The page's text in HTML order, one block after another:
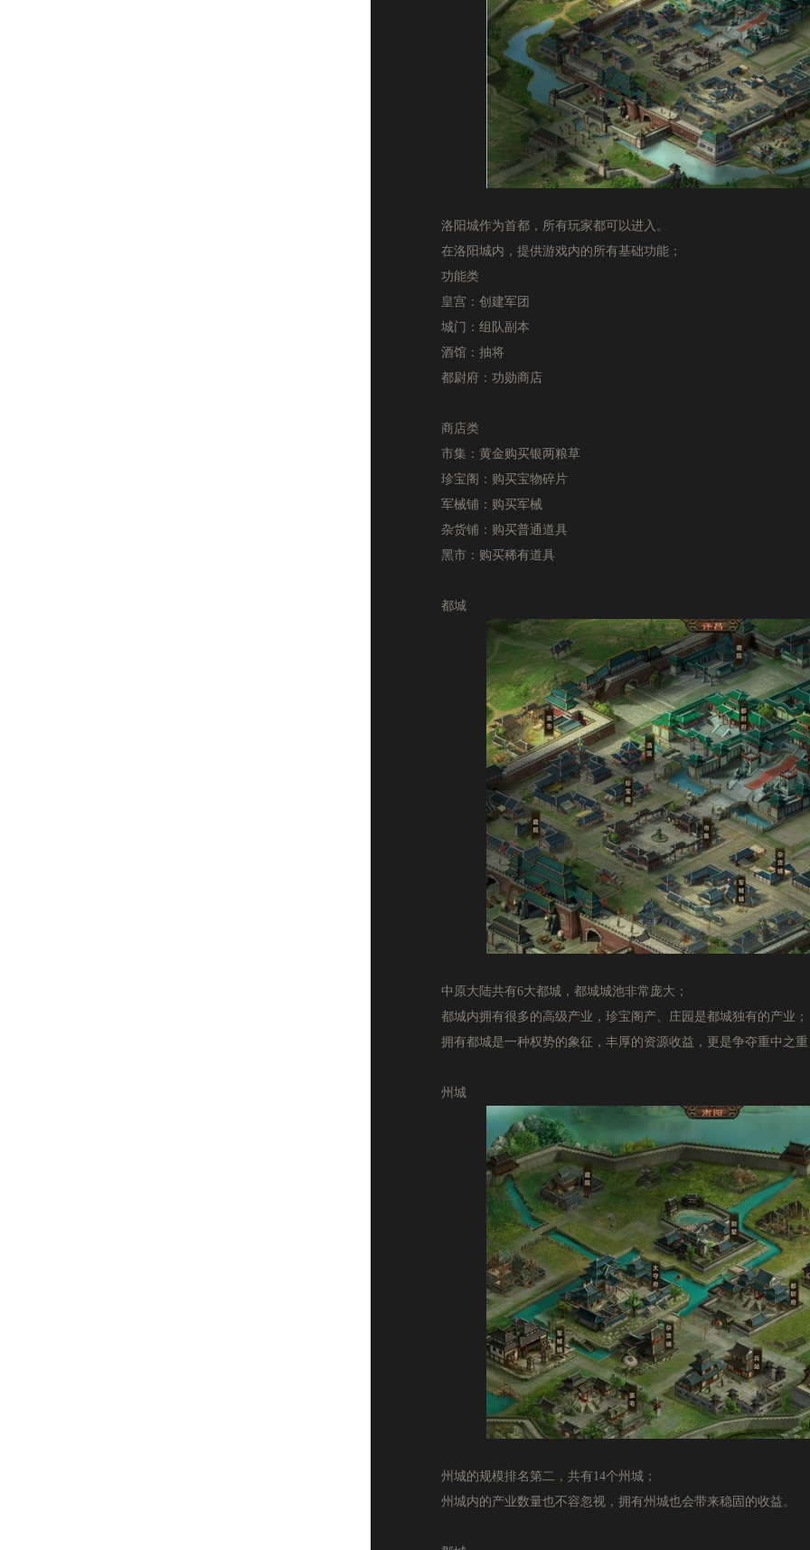
洛阳城作为首都，所有玩家都可以进入。
在洛阳城内，提供游戏内的所有基础功能；
功能类
皇宫：创建军团
城门：组队副本
酒馆：抽将
都尉府：功勋商店
商店类
市集：黄金购买银两粮草
珍宝阁：购买宝物碎片
军械铺：购买军械
杂货铺：购买普通道具
黑市：购买稀有道具
都城
中原大陆共有6大都城，都城城池非常庞大；
都城内拥有很多的高级产业，珍宝阁产、庄园是都城独有的产业；
拥有都城是一种权势的象征，丰厚的资源收益，更是争夺重中之重
州城
州城的规模排名第二，共有14个州城；
州城内的产业数量也不容忽视，拥有州城也会带来稳固的收益。